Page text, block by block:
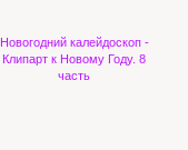
Новогодний калейдоскоп -
Клипарт к Новому Году. 8
часть